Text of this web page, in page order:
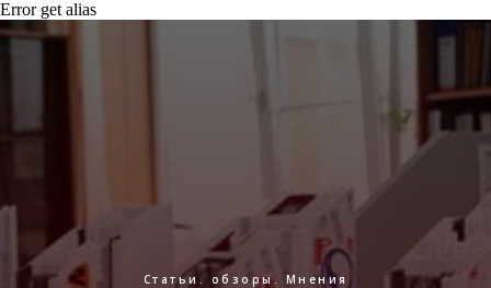
Error get alias
Статьи. обзоры. Мнения